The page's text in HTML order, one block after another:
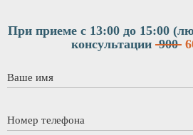
При приеме с 13:00 до 15:00
консультации 900
Ваше имя
Номер телефона